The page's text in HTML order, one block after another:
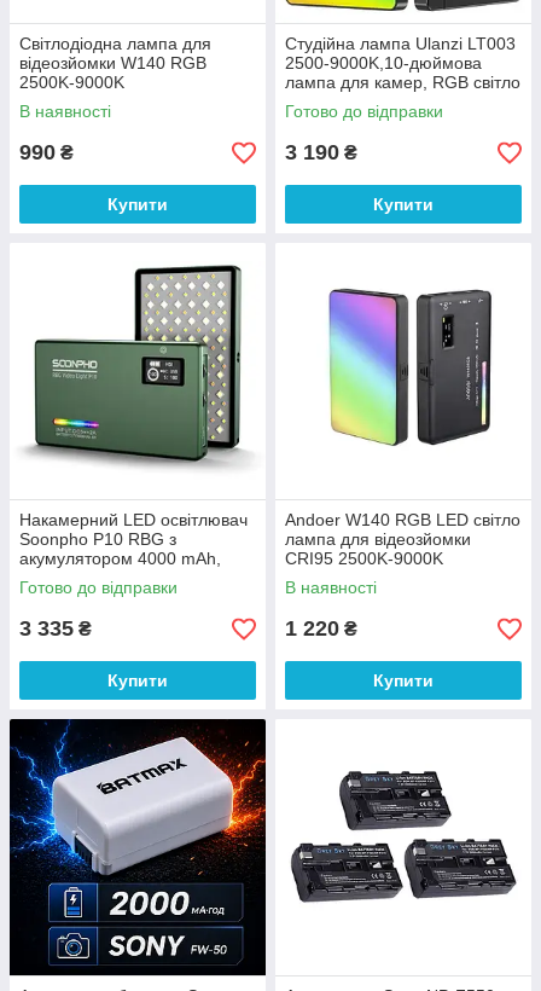
Світлодіодна лампа для
відеозйомки W140 RGB
2500K-9000K
В наявності
990 ₴
Купити
Cтудійна лампа Ulanzi LT003
2500-9000K,10-дюймова
лампа для камер, RGB світло
з акумулятором 8000 mАh
Готово до відправки
3 190 ₴
Купити
Накамерний LED освітлювач
Soonpho P10 RBG з
акумулятором 4000 mAh,
зелений
Готово до відправки
3 335 ₴
Купити
Andoer W140 RGB LED світло
лампа для відеозйомки
CRI95 2500K-9000K
В наявності
1 220 ₴
Купити